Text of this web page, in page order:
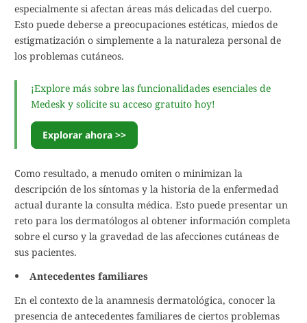
especialmente si afectan áreas más delicadas del cuerpo.
Esto puede deberse a preocupaciones estéticas, miedos de
estigmatización o simplemente a la naturaleza personal de
los problemas cutáneos.
¡Explore más sobre las funcionalidades esenciales de
Medesk y solicite su acceso gratuito hoy!
Explorar ahora >>
Como resultado, a menudo omiten o minimizan la
descripción de los síntomas y la historia de la enfermedad
actual durante la consulta médica. Esto puede presentar un
reto para los dermatólogos al obtener información completa
sobre el curso y la gravedad de las afecciones cutáneas de
sus pacientes.
Antecedentes familiares
En el contexto de la anamnesis dermatológica, conocer la
presencia de antecedentes familiares de ciertos problemas